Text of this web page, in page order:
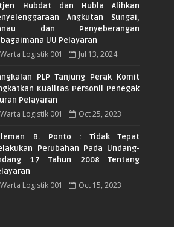
Hubdat dan Hubla Alihkan
Angkutan Sungai,
dan Penyeberangan
UU Pelayaran
Warta Logistik 001 Jul 13, 2024
PLP Tanjung Perak Komit
Kualitas Personil Penegak
Pelayaran
Warta Logistik 001 Oct 25, 2023
B. Ponto : Tidak Tepat
Perubahan Pada Undang-
17 Tahun 2008 Tentang
Warta Logistik 001 Oct 15, 2023